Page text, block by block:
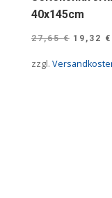
40x145cm
27,65€ 19,32 €
zzgl.